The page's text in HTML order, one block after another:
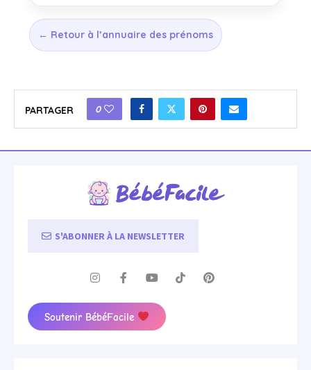
← Retour à l’annuaire des prénoms
PARTAGER 0
S'ABONNER À LA NEWSLETTER
Soutenir BébéFacile